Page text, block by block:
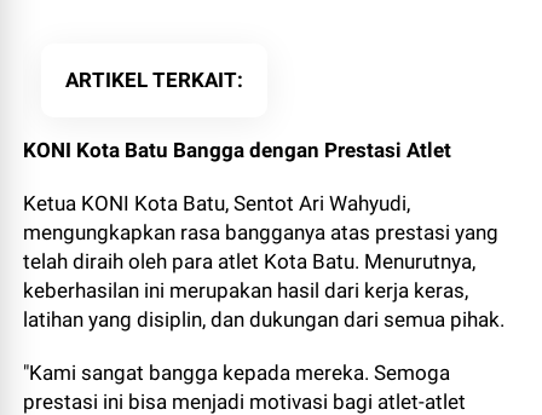
ARTIKEL TERKAIT
KONI Kota Batu Bangga dengan Prestasi Atlet
Ketua KONI Kota Batu, Sentot Ari Wahyudi,
mengungkapkan rasa bangganya atas prestasi yang
telah diraih oleh para atlet Kota Batu. Menurutnya,
keberhasilan ini merupakan hasil dari kerja keras,
latihan yang disiplin, dan dukungan dari semua pihak.
"Kami sangat bangga kepada mereka. Semoga
prestasi ini bisa menjadi motivasi bagi atlet-atlet